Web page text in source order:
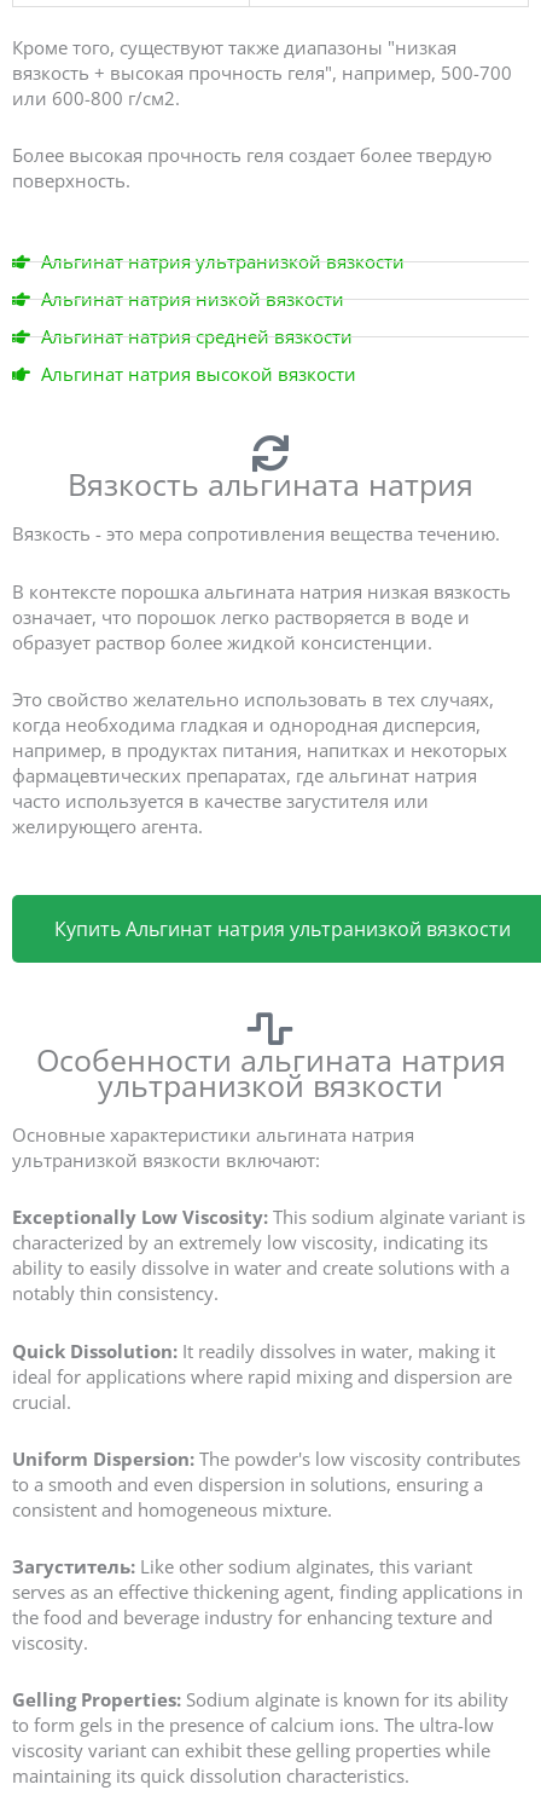
Кроме того, существуют также диапазоны "низкая
вязкость + высокая прочность геля", например, 500-700
или 600-800 г/см2.
Более высокая прочность геля создает более твердую
поверхность.
Альгинат натрия ультранизкой вязкости
Альгинат натрия низкой вязкости
Альгинат натрия средней вязкости
Альгинат натрия высокой вязкости
Вязкость альгината натрия
Вязкость - это мера сопротивления вещества течению.
В контексте порошка альгината натрия низкая вязкость
означает, что порошок легко растворяется в воде и
образует раствор более жидкой консистенции.
Это свойство желательно использовать в тех случаях,
когда необходима гладкая и однородная дисперсия,
например, в продуктах питания, напитках и некоторых
фармацевтических препаратах, где альгинат натрия
часто используется в качестве загустителя или
желирующего агента.
Купить Альгинат натрия ультранизкой вязкости
Особенности альгината натрия
ультранизкой вязкости
Основные характеристики альгината натрия
ультранизкой вязкости включают:
Exceptionally Low Viscosity: This sodium alginate variant is
characterized by an extremely low viscosity, indicating its
ability to easily dissolve in water and create solutions with a
notably thin consistency.
Quick Dissolution: It readily dissolves in water, making it
ideal for applications where rapid mixing and dispersion are
crucial.
Uniform Dispersion: The powder's low viscosity contributes
to a smooth and even dispersion in solutions, ensuring a
consistent and homogeneous mixture.
Загуститель: Like other sodium alginates, this variant
serves as an effective thickening agent, finding applications in
the food and beverage industry for enhancing texture and
viscosity.
Gelling Properties: Sodium alginate is known for its ability
to form gels in the presence of calcium ions. The ultra-low
viscosity variant can exhibit these gelling properties while
maintaining its quick dissolution characteristics.